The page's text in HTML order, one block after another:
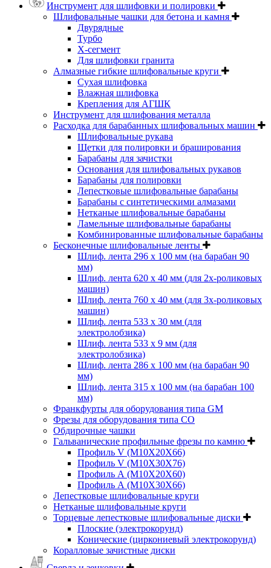
Инструмент для шлифовки и полировки
Шлифовальные чашки для бетона и камня
Двурядные
Турбо
Х-сегмент
Для шлифовки гранита
Алмазные гибкие шлифовальные круги
Cухая шлифовка
Влажная шлифовка
Крепления для АГШК
Инструмент для шлифования металла
Расходка для барабанных шлифовальных машин
Шлифовальные рукава
Щетки для полировки и браширования
Барабаны для зачистки
Основания для шлифовальных рукавов
Барабаны для полировки
Лепестковые шлифовальные барабаны
Барабаны с синтетическими алмазами
Нетканые шлифовальные барабаны
Ламельные шлифовальные барабаны
Комбинированные шлифовальные барабаны
Бесконечные шлифовальные ленты
Шлиф. лента 296 х 100 мм (на барабан 90
мм)
Шлиф. лента 620 х 40 мм (для 2х-роликовых
машин)
Шлиф. лента 760 х 40 мм (для 3х-роликовых
машин)
Шлиф. лента 533 х 30 мм (для
электролобзика)
Шлиф. лента 533 х 9 мм (для
электролобзика)
Шлиф. лента 286 х 100 мм (на барабан 90
мм)
Шлиф. лента 315 х 100 мм (на барабан 100
мм)
Франкфурты для оборудования типа GM
Фрезы для оборудования типа СО
Обдирочные чашки
Гальванические профильные фрезы по камню
Профиль V (M10X20X66)
Профиль V (M10X30X76)
Профиль А (М10Х20Х60)
Профиль А (М10Х30Х66)
Лепестковые шлифовальные круги
Нетканые шлифовальные круги
Торцевые лепестковые шлифовальные диски
Плоские (электрокорунд)
Конические (циркониевый электрокорунд)
Коралловые зачистные диски